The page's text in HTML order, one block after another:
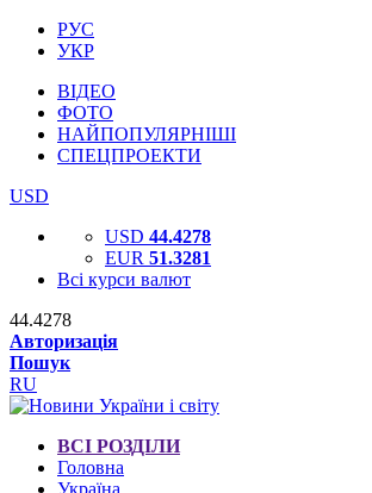
РУС
УКР
ВІДЕО
ФОТО
НАЙПОПУЛЯРНІШІ
СПЕЦПРОЕКТИ
USD
USD 44.4278
EUR 51.3281
Всі курси валют
44.4278
Авторизація
Пошук
RU
ВСІ РОЗДІЛИ
Головна
Україна